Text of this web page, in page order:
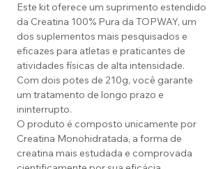
Este kit oferece um suprimento estendido
da Creatina 100% Pura da TOPWAY, um
dos suplementos mais pesquisados e
eficazes para atletas e praticantes de
atividades físicas de alta intensidade.
Com dois potes de 210g, você garante
um tratamento de longo prazo e
ininterrupto.
O produto é composto unicamente por
Creatina Monohidratada, a forma de
creatina mais estudada e comprovada